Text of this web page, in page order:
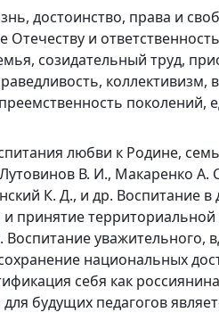
достоинство, права и
и
созидательный труд,
поколений,
любви к Родине,
В. И., Макаренко А.
К. Д., и др. Воспитание в
принятие территориальной
уважительного,
национальных
себя как
будущих педагогов